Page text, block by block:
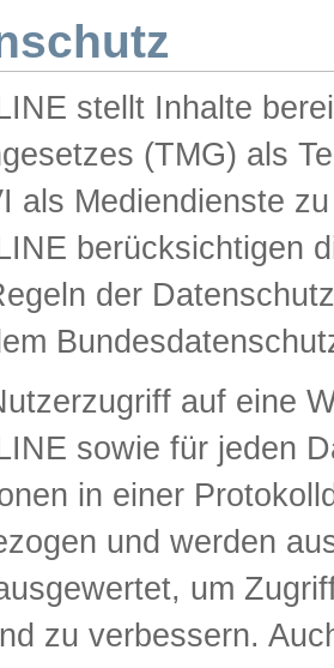
stellt Inhalte
(TMG) als
als Mediendienste
berücksichtigen
der
auf eine
sowie für jeden
in einer
und werden
um
zu verbessern.